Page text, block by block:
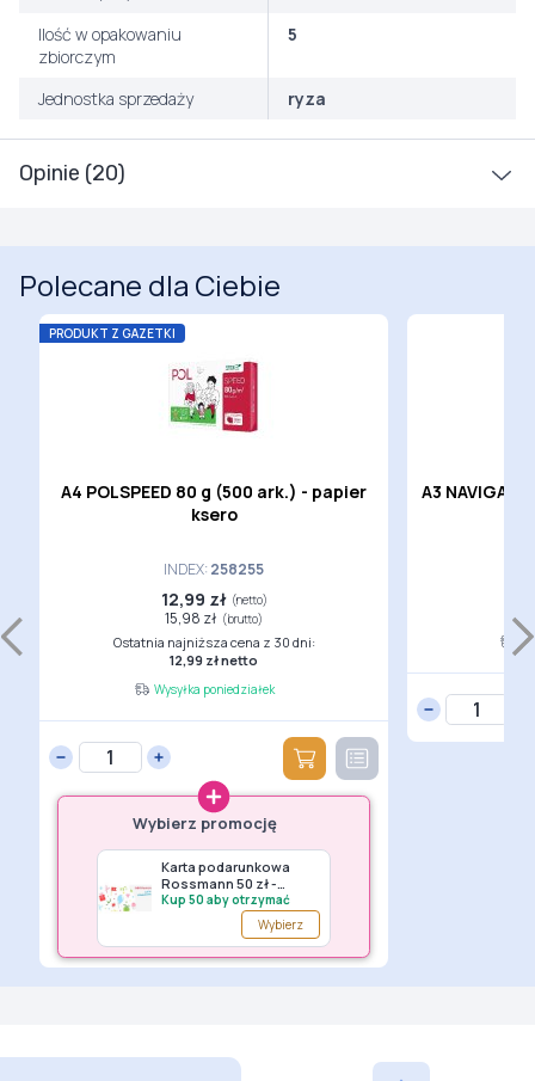
Opinie (20)
Ilość w opakowaniu
zbiorczym
5
Jednostka sprzedaży ryza
Polecane dla Ciebie
PRODUKT Z GAZETKI
A4 POLSPEED 80 g (500 ark.) - papier
ksero
INDEX:258255
12,99 zł (netto)
15,98 zł (brutto)
Ostatnia najniższa cena z 30 dni:
12,99 zł netto
Wysyłka poniedziałek
Wybierz promocję
Karta podarunkowa
Rossmann 50 zł -
premia G149
Kup 50 aby otrzymać
Wybierz
A3